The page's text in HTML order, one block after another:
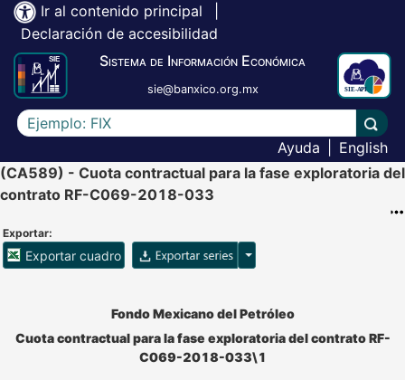
Ir al contenido principal
Declaración de accesibilidad
Sistema de Información Económica
sie@banxico.org.mx
Escriba el texto a buscar
Ayuda
English
(CA589) - Cuota contractual para la fase exploratoria del
contrato RF-C069-2018-033
Exportar:
Exportar cuadro Opciones para exportar
Accesibilidad de Cuadros Analíticos, al exportar el cuadro
Fondo Mexicano del Petróleo
Cuota contractual para la fase exploratoria del contrato RF-
C069-2018-033\1